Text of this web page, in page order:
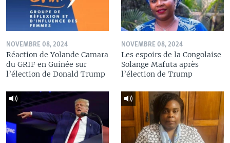
NOVEMBRE 08, 2024
Réaction de Yolande Camara
du GRIF en Guinée sur
l’élection de Donald Trump
NOVEMBRE 08, 2024
Les espoirs de la Congolaise
Solange Mafuta après
l’élection de Trump